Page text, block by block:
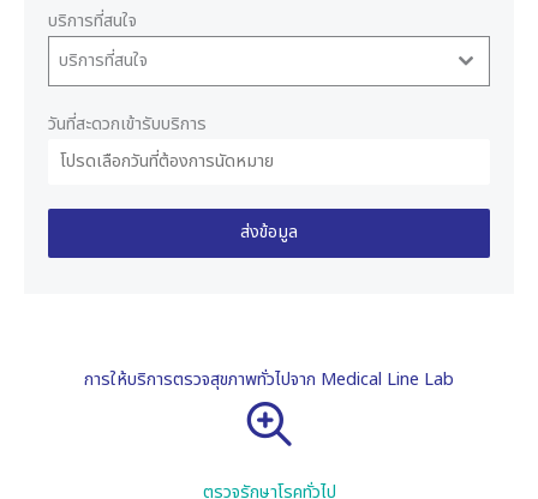
บริการที่สนใจ
บริการที่สนใจ
วันที่สะดวกเข้ารับบริการ
ส่งข้อมูล
การให้บริการตรวจสุขภาพทั่วไปจาก Medical Line Lab
ตรวจรักษาโรคทั่วไป